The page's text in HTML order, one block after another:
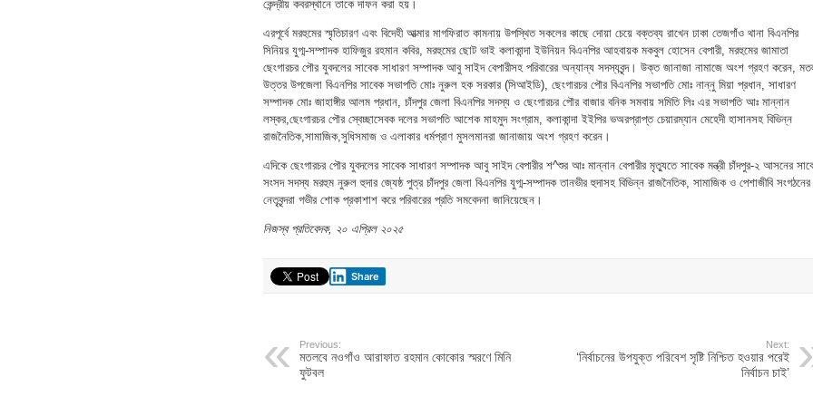
কেন্দ্রীয় কবরস্থানে তাকে দাফন করা হয়।
এরপূর্বে মরহুমের স্মৃতিচারণ এবং বিদেহী আত্মার মাগফিরাত কামনায় উপস্থিত সকলের কাছে দোয়া চেয়ে বক্তব্য রাখেন ঢাকা তেজগাঁও থানা বিএনপির
সিনিয়র যুগ্ম-সম্পাদক হাফিজুর রহমান কবির, মরহুমের ছোট ভাই কলাকান্দা ইউনিয়ন বিএনপির আহবায়ক মকবুল হোসেন বেপারী, মরহুমের জামাতা
ছেংগারচর পৌর যুবদলের সাবেক সাধারণ সম্পাদক আবু সাইদ বেপারীসহ পরিবারের অন্যান্য সদস্যবৃন্দ। উক্ত জানাজা নামাজে অংশ গ্রহণ করেন,
উত্তর উপজেলা বিএনপির সাবেক সভাপতি মোঃ নুরুল হক সরকার (সিআইডি), ছেংগারচর পৌর বিএনপির সভাপতি মোঃ নান্নু মিয়া প্রধান, সাধারণ
সম্পাদক মোঃ জাহাঙ্গীর আলম প্রধান, চাঁদপুর জেলা বিএনপির সদস্য ও ছেংগারচর পৌর বাজার বনিক সমবায় সমিতি লিঃ এর সভাপতি আঃ মান্নান
লস্কর,ছেংগারচর পৌর স্বেচ্ছাসেবক দলের সভাপতি আশেক মাহমুদ সংগ্রাম, কলাকান্দা ইইপির ভঅরপ্রাপ্ত চেয়ারম্যান মেহেদী হাসানসহ বিভিন্ন
রাজনৈতিক,সামাজিক,সুধিসমাজ ও এলাকার ধর্মপ্রাণ মুসলমানরা জানাজায় অংশ গ্রহণ করেন।
এদিকে ছেংগারচর পৌর যুবদলের সাবেক সাধারণ সম্পাদক আবু সাইদ বেপারীর শ^শুর আঃ মান্নান বেপারীর মৃত্যুতে সাবেক মন্ত্রী চাঁদপুর-২ আসনের
সংসদ সদস্য মরহুম নুরুল হুদার জ্যেষ্ঠ পুত্র চাঁদপুর জেলা বিএনপির যুগ্ম-সম্পাদক তানভীর হুদাসহ বিভিন্ন রাজনৈতিক, সামাজিক ও পেশাজীবি সংগঠনের
নেতৃবৃন্দরা গভীর শোক প্রকাশাশ করে পরিবারের প্রতি সমবেদনা জানিয়েছেন।
নিজস্ব প্রতিবেদক, ২০ এপ্রিল ২০২৫
Share
Previous:
মতলবে নওগাঁও আরাফাত রহমান কোকোর স্মরণে মিনি
ফুটবল
Next:
‘নির্বাচনের উপযুক্ত পরিবেশ সৃষ্টি নিশ্চিত হওয়ার পরেই
নির্বাচন চাই’